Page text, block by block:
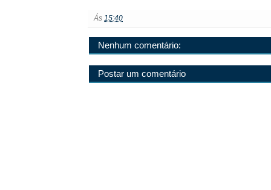
Ás 15:40
Nenhum comentário:
Postar um comentário